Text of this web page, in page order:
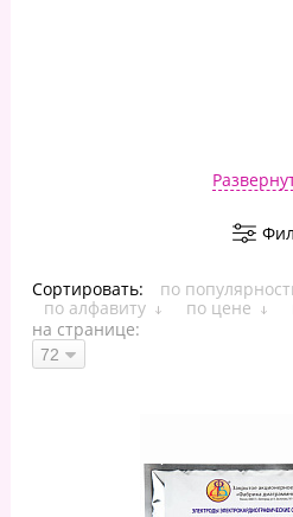
Сортировать: по
по алфавиту
по цене
на странице: